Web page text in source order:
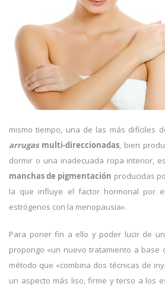
mismo tiempo, una de las más difíciles
arrugasmulti-direccionadas, bien
dormir o una inadecuada ropa interior,
manchas de pigmentación producidas
la que influye el factor hormonal por
estrógenos con la menopausia».
Para poner fin a ello y poder lucir de
propongo «un nuevo tratamiento a base
método que «combina dos técnicas de
un aspecto más liso, firme y terso a los